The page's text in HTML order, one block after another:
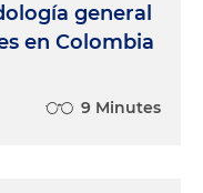
general
en Colombia
9 Minutes